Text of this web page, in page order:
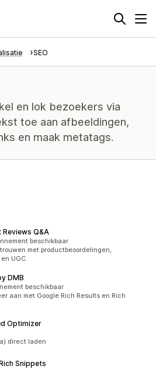
SEO
en lok bezoekers via
toe aan afbeeldingen,
en maak metatags.
Q&A
beschikbaar
met productbeoordelingen,
UGC.
DMB
beschikbaar
aan met Google Rich Results en Rich
Optimizer
direct laden
Snippets